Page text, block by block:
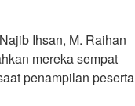
Ihsan, M. Raihan
mereka sempat
penampilan peserta